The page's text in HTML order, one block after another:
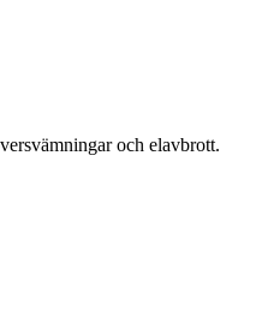
och elavbrott.